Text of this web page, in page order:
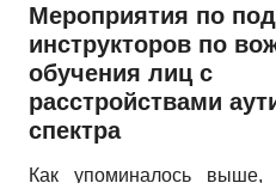
Мероприятия по
инструкторов по
обучения лиц с
расстройствами
спектра
Как упоминалось выше,